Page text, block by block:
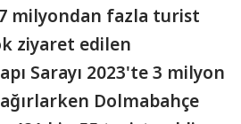
milyondan fazla turist
ziyaret edilen
Sarayı 2023'te 3 milyon
Dolmabahçe